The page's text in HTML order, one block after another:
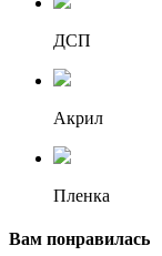
ДСП
Акрил
Пленка
Вам понравилась